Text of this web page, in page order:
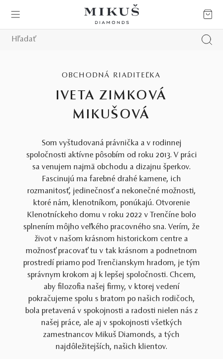
OBCHODNÁ RIADITEĽKA
IVETA ZIMKOVÁ
MIKUŠOVÁ
Som vyštudovaná právnička a v rodinnej
spoločnosti aktívne pôsobím od roku 2013. V práci
sa venujem najmä obchodu a dizajnu šperkov.
Fascinujú ma farebné drahé kamene, ich
rozmanitosť, jedinečnosť a nekonečné možnosti,
ktoré nám, klenotníkom, ponúkajú. Otvorenie
Klenotníckeho domu v roku 2022 v Trenčíne bolo
splnením môjho veľkého pracovného sna. Verím, že
život v našom krásnom historickom centre a
možnosť pracovať tu v tak krásnom a podnetnom
prostredí priamo pod Trenčianskym hradom, je tým
správnym krokom aj k lepšej spoločnosti. Chcem,
aby filozofia našej firmy, v ktorej vedení
pokračujeme spolu s bratom po našich rodičoch,
bola pretavená v spokojnosti a radosti nielen nás z
našej práce, ale aj v spokojnosti všetkých
zamestnancov Mikuš Diamonds, a tých
najdôležitejších, našich klientov.